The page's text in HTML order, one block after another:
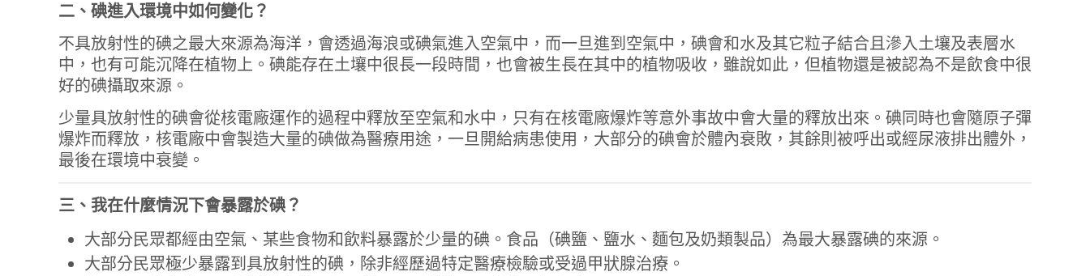
二、碘進入環境中如何變化？
不具放射性的碘之最大來源為海洋，會透過海浪或碘氣進入空氣中，而一旦進到空氣中，碘會和水及其它粒子結合且滲入土壤及表層水
中，也有可能沉降在植物上。碘能存在土壤中很長一段時間，也會被生長在其中的植物吸收，雖說如此，但植物還是被認為不是飲食中很
好的碘攝取來源。
少量具放射性的碘會從核電廠運作的過程中釋放至空氣和水中，只有在核電廠爆炸等意外事故中會大量的釋放出來。碘同時也會隨原子彈
爆炸而釋放，核電廠中會製造大量的碘做為醫療用途，一旦開給病患使用，大部分的碘會於體內衰敗，其餘則被呼出或經尿液排出體外，
最後在環境中衰變。
三、我在什麼情況下會暴露於碘？
大部分民眾都經由空氣、某些食物和飲料暴露於少量的碘。食品（碘鹽、鹽水、麵包及奶類製品）為最大暴露碘的來源。
大部分民眾極少暴露到具放射性的碘，除非經歷過特定醫療檢驗或受過甲狀腺治療。